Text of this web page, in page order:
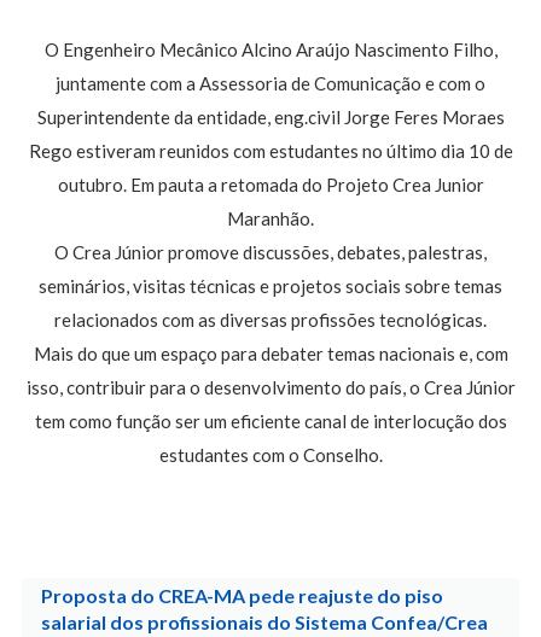
O Engenheiro Mecânico Alcino Araújo Nascimento Filho,
juntamente com a Assessoria de Comunicação e com o
Superintendente da entidade, eng.civil Jorge Feres Moraes
Rego estiveram reunidos com estudantes no último dia 10 de
outubro. Em pauta a retomada do Projeto Crea Junior
Maranhão.
O Crea Júnior promove discussões, debates, palestras,
seminários, visitas técnicas e projetos sociais sobre temas
relacionados com as diversas profissões tecnológicas.
Mais do que um espaço para debater temas nacionais e, com
isso, contribuir para o desenvolvimento do país, o Crea Júnior
tem como função ser um eficiente canal de interlocução dos
estudantes com o Conselho.
Proposta do CREA-MA pede reajuste do piso
salarial dos profissionais do Sistema Confea/Crea